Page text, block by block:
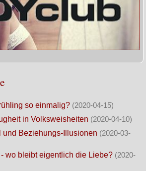
so einmalig? (2020-04-15)
in Volksweisheiten (2020-04-10)
und Beziehungs-Illusionen (2020-03-
wo bleibt eigentlich die Liebe? (2020-